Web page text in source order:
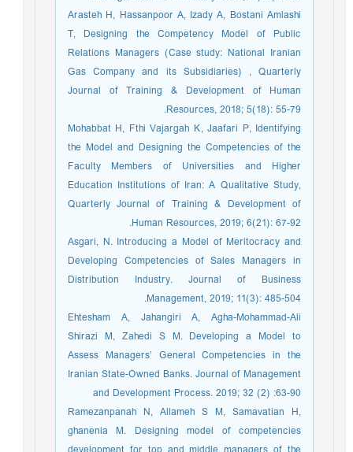
Arasteh H, Hassanpoor A, Izady A, Bostani Amlashi
T, Designing the Competency Model of Public
Relations Managers (Case study: National Iranian
Gas Company and its Subsidiaries) , Quarterly
Journal of Training & Development of Human
Resources, 2018; 5(18): 55-79.
Mohabbat H, Fthi Vajargah K, Jaafari P, Identifying
the Model and Designing the Competencies of the
Faculty Members of Universities and Higher
Education Institutions of Iran: A Qualitative Study,
Quarterly Journal of Training & Development of
Human Resources, 2019; 6(21): 67-92.
Asgari, N. Introducing a Model of Meritocracy and
Developing Competencies of Sales Managers in
Distribution Industry. Journal of Business
Management, 2019; 11(3): 485-504.
Ehtesham A, Jahangiri A, Agha-Mohammad-Ali
Shirazi M, Zahedi S M. Developing a Model to
Assess Managers’ General Competencies in the
Iranian State-Owned Banks. Journal of Management
and Development Process. 2019; 32 (2) :63-90
Ramezanpanah N, Allameh S M, Samavatian H,
ghanenia M. Designing model of competencies